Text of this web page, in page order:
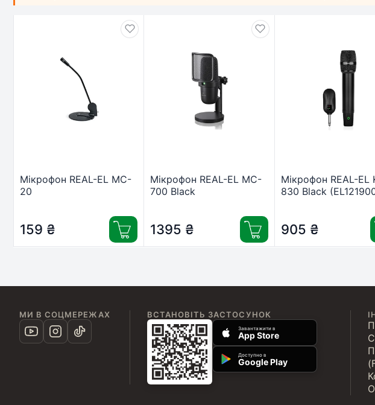
Мікрофон REAL-EL MC-
20
159 ₴
Мікрофон REAL-EL MC-
700 Black
1395 ₴
Мікрофон REAL-EL
830 Black
905 ₴
МИ В СОЦМЕРЕЖАХ ВСТАНОВІТЬ ЗАСТОСУНОК
Завантажити в
App Store
Доступно в
Google Play